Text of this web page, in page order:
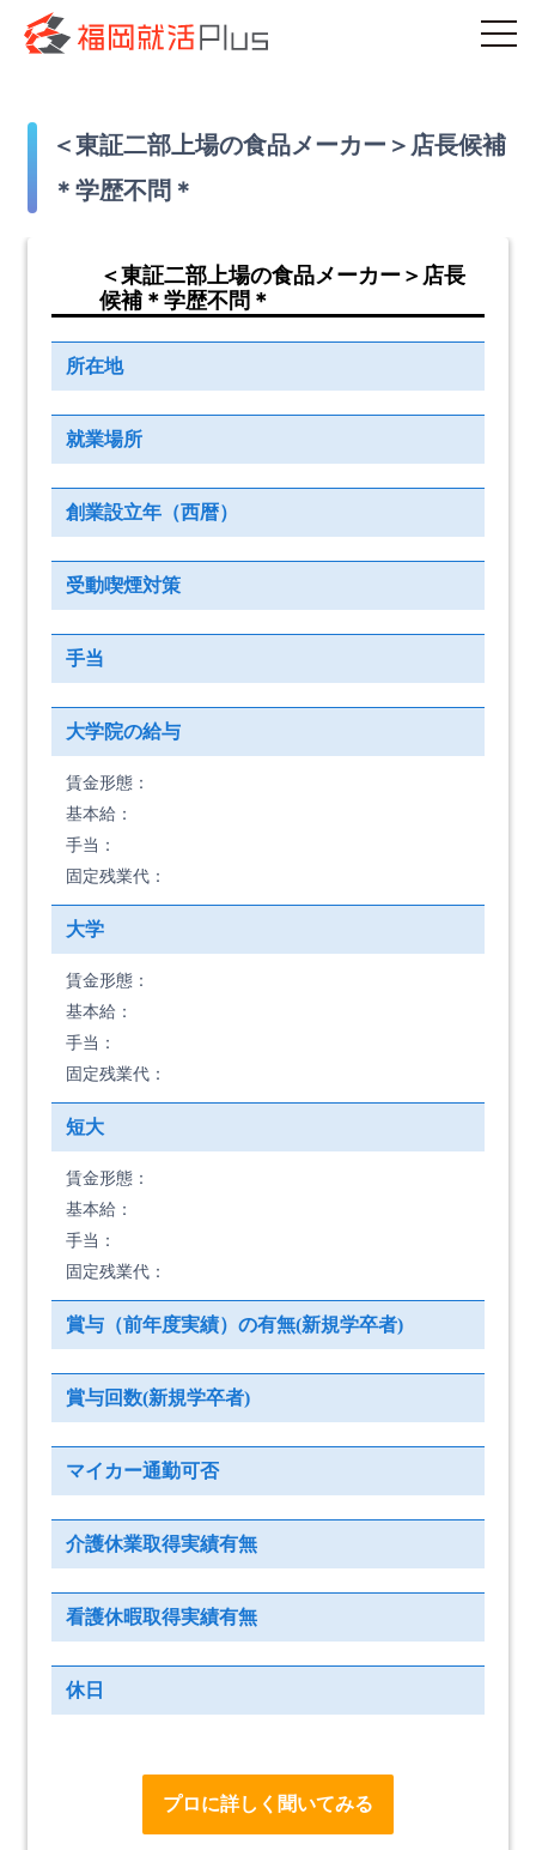
＜東証二部上場の食品メーカー＞店長候補
＊学歴不問＊
＜東証二部上場の食品メーカー＞店長
候補＊学歴不問＊
所在地
就業場所
創業設立年（西暦）
受動喫煙対策
手当
大学院の給与
賃金形態：
基本給：
手当：
固定残業代：
大学
賃金形態：
基本給：
手当：
固定残業代：
短大
賃金形態：
基本給：
手当：
固定残業代：
賞与（前年度実績）の有無(新規学卒者)
賞与回数(新規学卒者)
マイカー通勤可否
介護休業取得実績有無
看護休暇取得実績有無
休日
プロに詳しく聞いてみる